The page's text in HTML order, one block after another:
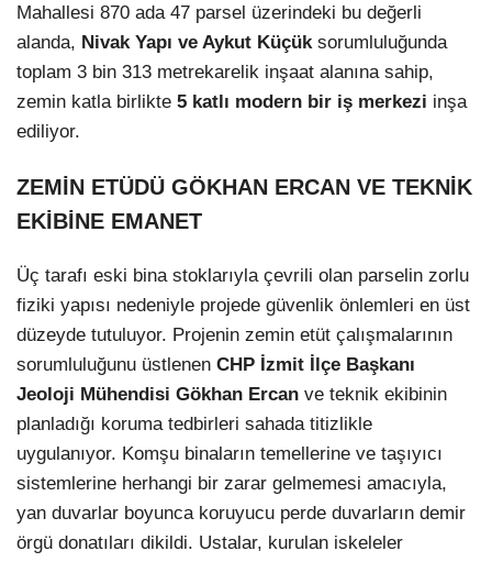
LinkedIn
Mahallesi 870 ada 47 parsel üzerindeki bu değerli
alanda, Nivak Yapı ve Aykut Küçük sorumluluğunda
toplam 3 bin 313 metrekarelik inşaat alanına sahip,
zemin katla birlikte 5 katlı modern bir iş merkezi inşa
ediliyor.
ZEMİN ETÜDÜ GÖKHAN ERCAN VE TEKNİK
EKİBİNE EMANET
Üç tarafı eski bina stoklarıyla çevrili olan parselin zorlu
fiziki yapısı nedeniyle projede güvenlik önlemleri en üst
düzeyde tutuluyor. Projenin zemin etüt çalışmalarının
sorumluluğunu üstlenen CHP İzmit İlçe Başkanı
Jeoloji Mühendisi Gökhan Ercan ve teknik ekibinin
planladığı koruma tedbirleri sahada titizlikle
uygulanıyor. Komşu binaların temellerine ve taşıyıcı
sistemlerine herhangi bir zarar gelmemesi amacıyla,
yan duvarlar boyunca koruyucu perde duvarların demir
örgü donatıları dikildi. Ustalar, kurulan iskeleler